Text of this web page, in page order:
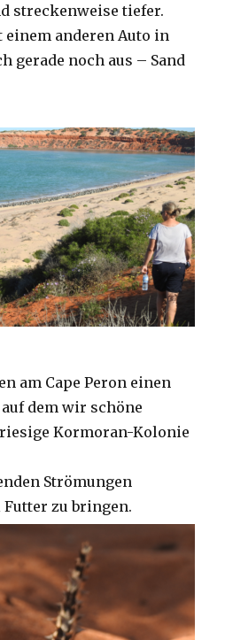
streckenweise tiefer.
einem anderen Auto in
gerade noch aus – Sand
am Cape Peron einen
dem wir schöne
Kormoran-Kolonie
Strömungen
zu bringen.